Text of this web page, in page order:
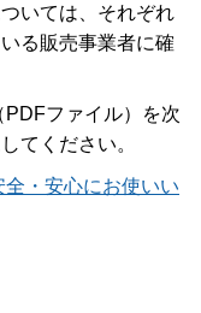
いては、それぞれ
る販売事業者に確
ファイル）を次
てください。
・安心にお使いい